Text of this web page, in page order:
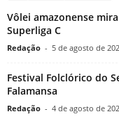
Vôlei amazonense
Superliga C
Redação - 5 de agosto de
Festival Folclórico do
Falamansa
Redação - 4 de agosto de